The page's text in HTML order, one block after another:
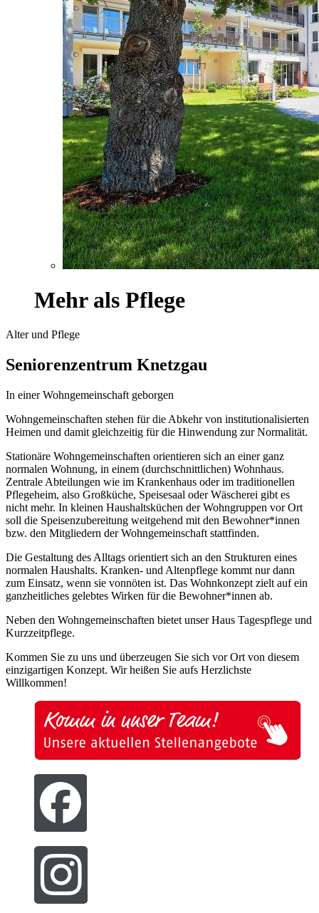
Mehr als Pflege
Alter und Pflege
Seniorenzentrum Knetzgau
In einer Wohngemeinschaft geborgen
Wohngemeinschaften stehen für die Abkehr von institutionalisierten
Heimen und damit gleichzeitig für die Hinwendung zur Normalität.
Stationäre Wohngemeinschaften orientieren sich an einer ganz
normalen Wohnung, in einem (durchschnittlichen) Wohnhaus.
Zentrale Abteilungen wie im Krankenhaus oder im traditionellen
Pflegeheim, also Großküche, Speisesaal oder Wäscherei gibt es
nicht mehr. In kleinen Haushaltsküchen der Wohngruppen vor Ort
soll die Speisenzubereitung weitgehend mit den Bewohner*innen
bzw. den Mitgliedern der Wohngemeinschaft stattfinden.
Die Gestaltung des Alltags orientiert sich an den Strukturen eines
normalen Haushalts. Kranken- und Altenpflege kommt nur dann
zum Einsatz, wenn sie vonnöten ist. Das Wohnkonzept zielt auf ein
ganzheitliches gelebtes Wirken für die Bewohner*innen ab.
Neben den Wohngemeinschaften bietet unser Haus Tagespflege und
Kurzzeitpflege.
Kommen Sie zu uns und überzeugen Sie sich vor Ort von diesem
einzigartigen Konzept. Wir heißen Sie aufs Herzlichste
Willkommen!